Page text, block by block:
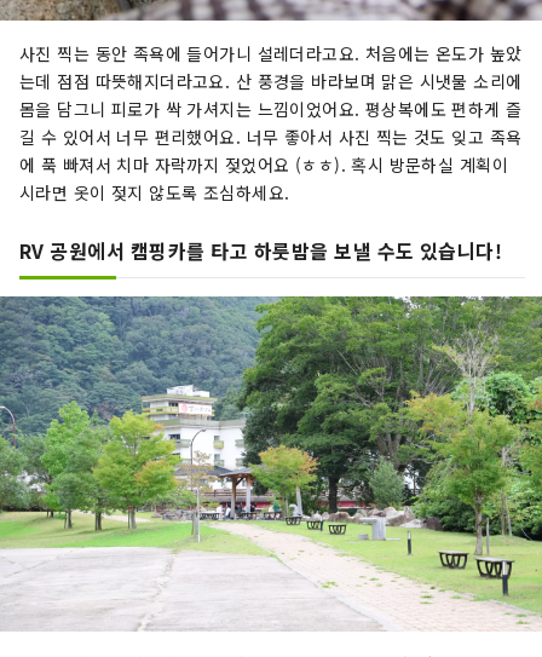
사진 찍는 동안 족욕에 들어가니 설레더라고요. 처음에는 온도가 높았
는데 점점 따뜻해지더라고요. 산 풍경을 바라보며 맑은 시냇물 소리에
몸을 담그니 피로가 싹 가셔지는 느낌이었어요. 평상복에도 편하게 즐
길 수 있어서 너무 편리했어요. 너무 좋아서 사진 찍는 것도 잊고 족욕
에 푹 빠져서 치마 자락까지 젖었어요 (ㅎㅎ). 혹시 방문하실 계획이
시라면 옷이 젖지 않도록 조심하세요.
RV 공원에서 캠핑카를 타고 하룻밤을 보낼 수도 있습니다!